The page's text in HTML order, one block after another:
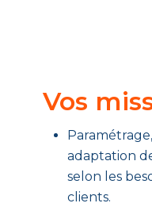
Vos
adaptation
selon les
clients.